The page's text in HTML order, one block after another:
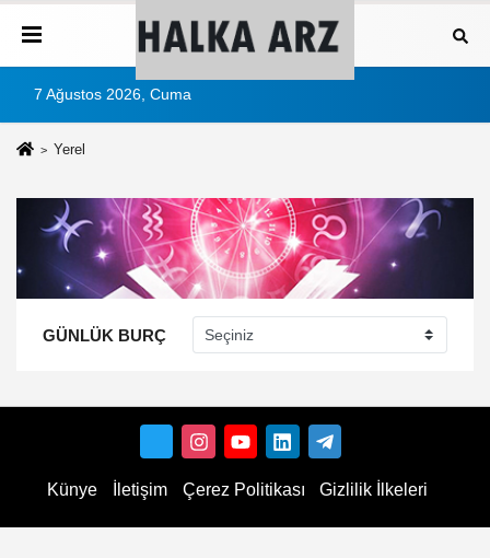
7 Ağustos 2026, Cuma
Yerel
GÜNLÜK BURÇ
Künye İletişim Çerez Politikası Gizlilik İlkeleri